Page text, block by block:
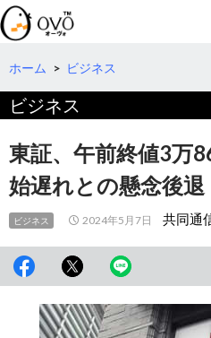
検
索
コ
テ
へ
移
動
ホーム > ビジネス
ビジネス
東証、午前終値3万
始遅れとの懸念後退
ビジネス 2024年5月7日 共同通